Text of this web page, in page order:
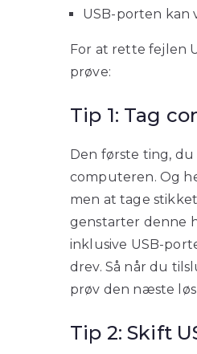
USB-porten kan
For at rette fejlen
prøve:
Tip 1: Tag
Den første ting,
computeren. Og
men at tage
genstarter denne
inklusive USB-
drev. Så når du
prøv den næste
Tip 2: Skift